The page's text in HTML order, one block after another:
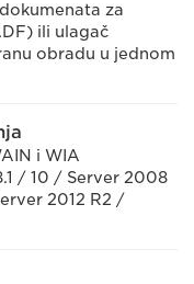
za
ili ulagač
obradu u jednom
i WIA
/ 10 / Server 2008
2012 R2 /